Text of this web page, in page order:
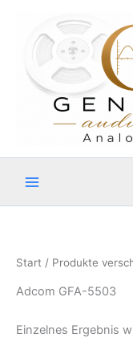
springen
Start / Produkte
Adcom GFA-5503
Einzelnes Ergebnis